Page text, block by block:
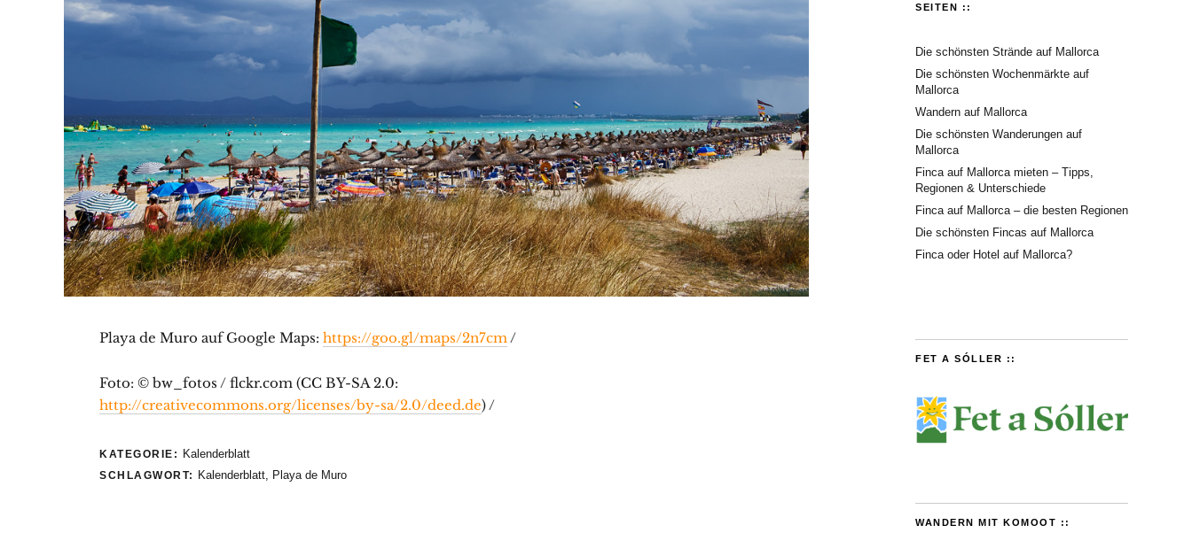
Playa de Muro auf Google Maps: https://goo.gl/maps/2n7cm/
Foto: © bw_fotos / flckr.com (CC BY-SA 2.0:
http://creativecommons.org/licenses/by-sa/2.0/deed.de) /
KATEGORIE: Kalenderblatt
SCHLAGWORT: Kalenderblatt, Playa de Muro
SEITEN ::
Die schönsten Strände auf Mallorca
Die schönsten Wochenmärkte auf
Mallorca
Wandern auf Mallorca
Die schönsten Wanderungen auf
Mallorca
Finca auf Mallorca mieten – Tipps,
Regionen & Unterschiede
Finca auf Mallorca – die besten Regionen
Die schönsten Fincas auf Mallorca
Finca oder Hotel auf Mallorca?
FET A SÓLLER ::
WANDERN MIT KOMOOT ::